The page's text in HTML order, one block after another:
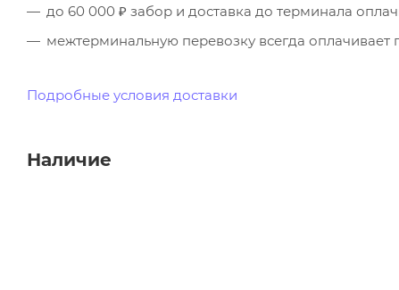
до 60 000 ₽ забор и доставка до терминала
межтерминальную перевозку всегда
Подробные условия доставки
Наличие